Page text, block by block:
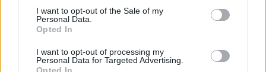
consent section.
I want to opt-out of the Sale of my
Personal Data.
Opted In
I want to opt-out of processing my
Personal Data for Targeted Advertising.
Leer más »